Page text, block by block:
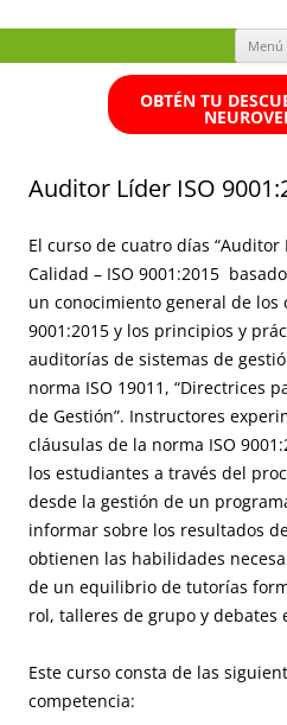
Menú
OBTÉN TU
Auditor Líder ISO
El curso de cuatro días
Calidad – ISO 9001:2015
un conocimiento general de los
9001:2015 y los principios y
auditorías de sistemas de
norma ISO 19011, “Directrices
de Gestión”. Instructores
cláusulas de la norma ISO
los estudiantes a través del
desde la gestión de un
informar sobre los resultados
obtienen las habilidades
de un equilibrio de tutorías
rol, talleres de grupo y debates
Este curso consta de las
competencia: